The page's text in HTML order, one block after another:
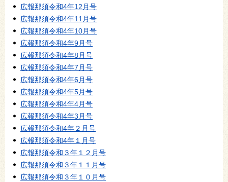
広報那須令和4年12月号
広報那須令和4年11月号
広報那須令和4年10月号
広報那須令和4年9月号
広報那須令和4年8月号
広報那須令和4年7月号
広報那須令和4年6月号
広報那須令和4年5月号
広報那須令和4年4月号
広報那須令和4年3月号
広報那須令和4年２月号
広報那須令和4年１月号
広報那須令和３年１２月号
広報那須令和３年１１月号
広報那須令和３年１０月号